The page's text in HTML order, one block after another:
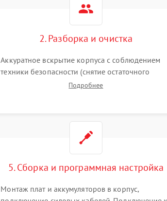
2. Разборка и очистка
Аккуратное вскрытие корпуса с соблюдением
техники безопасности (снятие остаточного
заряда). Очистка плат, радиаторов и кулеров от
Подробнее
5. Сборка и программная настройка
Монтаж плат и аккумуляторов в корпус,